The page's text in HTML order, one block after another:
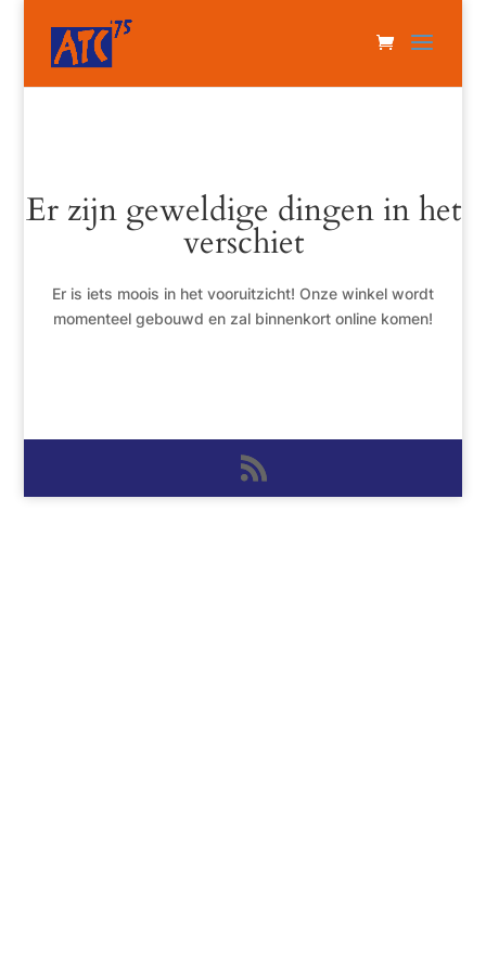
Er zijn geweldige dingen in het
verschiet
Er is iets moois in het vooruitzicht! Onze winkel wordt
momenteel gebouwd en zal binnenkort online komen!